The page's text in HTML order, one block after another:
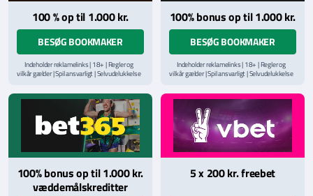
100 % op til 1.000 kr.
BESØG BOOKMAKER
Indeholder reklamelinks | 18+ | Regler og
vilkår gælder | Spil ansvarligt | Selvudelukkelse
hjælpelinje påStopSpillet.dk
Læs vilkår og betingelserher
100% bonus op til 1.000 kr.
BESØG BOOKMAKER
Indeholder reklamelinks | 18+ | Regler og
vilkår gælder | Spil ansvarligt | Selvudelukkelse
hjælpelinje påStopSpillet.dk
Læs vilkår og betingelserher
100% bonus op til 1.000 kr.
væddemålskreditter
5 x 200 kr. freebet